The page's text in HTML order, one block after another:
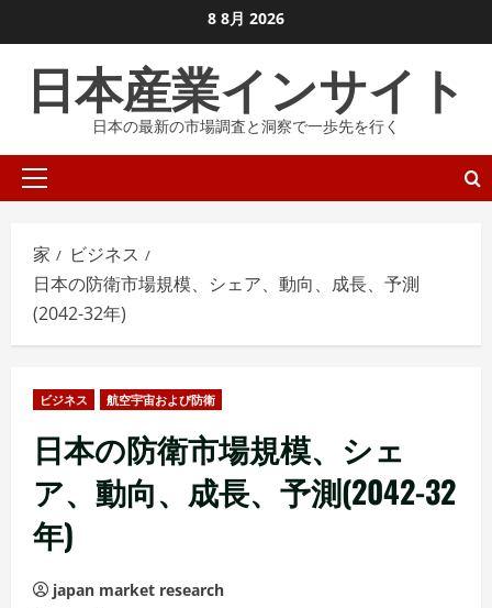
ン
に
ま
8 8月 2026
日本産業インサイト
日本の最新の市場調査と洞察で一歩先を行く
プ
イ
マ
リ
メ
ー
家
ビジネス
日本の防衛市場規模、シェア、動向、成長、予測
(2042-32年)
ビジネス 航空宇宙および防衛
日本の防衛市場規模、シェ
ア、動向、成長、予測(2042-32
年)
japan market research